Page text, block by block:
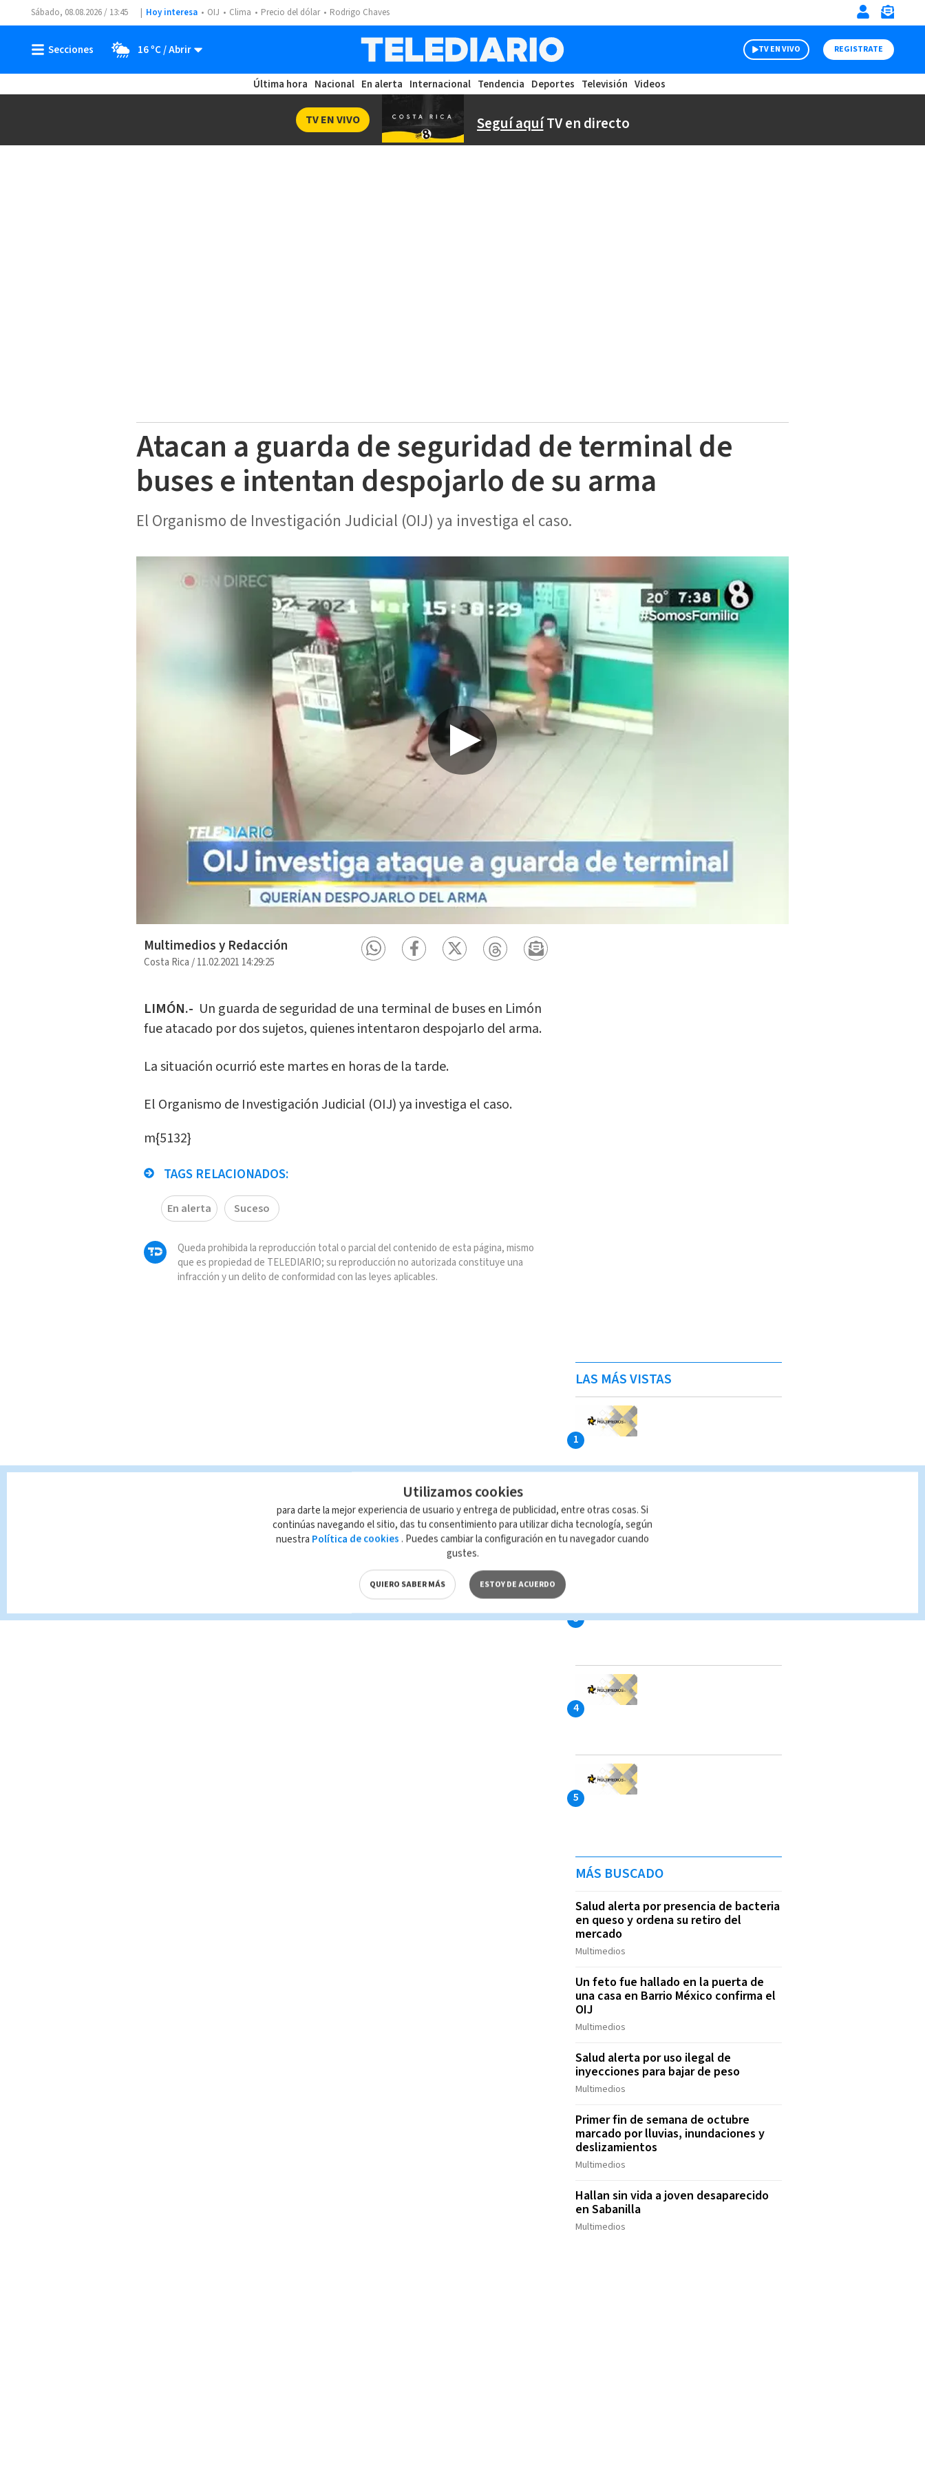
Sábado, 08.08.2026 / 13:45 Hoy interesa OIJ Clima Precio del dólar Rodrigo Chaves
16 ºC TV EN VIVO REGISTRATE
Última hora Nacional En alerta Internacional Tendencia Deportes Televisión Videos
Seguí aquíTV en directo
TV EN VIVO
Atacan a guarda de seguridad de terminal de
buses e intentan despojarlo de su arma
El Organismo de Investigación Judicial (OIJ) ya investiga el caso.
Multimedios y Redacción
Costa Rica /11.02.2021 14:29:25
LIMÓN.- Un guarda de seguridad de una terminal de buses en Limón
fue atacado por dos sujetos, quienes intentaron despojarlo del arma.
La situación ocurrió este martes en horas de la tarde.
El Organismo de Investigación Judicial (OIJ) ya investiga el caso.
m{5132}
TAGS RELACIONADOS:
En alerta Suceso
Queda prohibida la reproducción total o parcial del contenido de esta página, mismo
que es propiedad de TELEDIARIO; su reproducción no autorizada constituye una
infracción y un delito de conformidad con las leyes aplicables.
LAS MÁS VISTAS
MÁS BUSCADO
Salud alerta por presencia de bacteria
en queso y ordena su retiro del
mercado
Multimedios
Un feto fue hallado en la puerta de
una casa en Barrio México confirma el
OIJ
Multimedios
Salud alerta por uso ilegal de
inyecciones para bajar de peso
Multimedios
Primer fin de semana de octubre
marcado por lluvias, inundaciones y
deslizamientos
Multimedios
Hallan sin vida a joven desaparecido
en Sabanilla
Multimedios
Utilizamos cookies
para darte la mejor experiencia de usuario y entrega de publicidad, entre otras cosas. Si
continúas navegando el sitio, das tu consentimiento para utilizar dicha tecnología, según
nuestra Política de cookies . Puedes cambiar la configuración en tu navegador cuando
gustes.
QUIERO SABER MÁS ESTOY DE ACUERDO